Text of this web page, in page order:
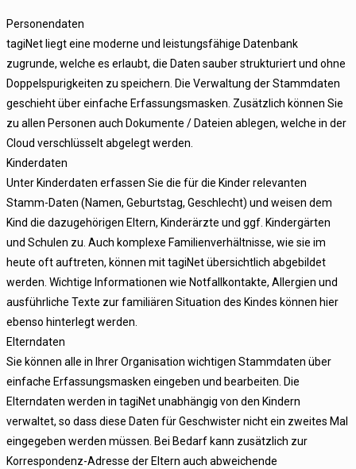
Personendaten
tagiNet liegt eine moderne und leistungsfähige Datenbank
zugrunde, welche es erlaubt, die Daten sauber strukturiert und ohne
Doppelspurigkeiten zu speichern. Die Verwaltung der Stammdaten
geschieht über einfache Erfassungsmasken. Zusätzlich können Sie
zu allen Personen auch Dokumente / Dateien ablegen, welche in der
Cloud verschlüsselt abgelegt werden.
Kinderdaten
Unter Kinderdaten erfassen Sie die für die Kinder relevanten
Stamm-Daten (Namen, Geburtstag, Geschlecht) und weisen dem
Kind die dazugehörigen Eltern, Kinderärzte und ggf. Kindergärten
und Schulen zu. Auch komplexe Familienverhältnisse, wie sie im
heute oft auftreten, können mit tagiNet übersichtlich abgebildet
werden. Wichtige Informationen wie Notfallkontakte, Allergien und
ausführliche Texte zur familiären Situation des Kindes können hier
ebenso hinterlegt werden.
Elterndaten
Sie können alle in Ihrer Organisation wichtigen Stammdaten über
einfache Erfassungsmasken eingeben und bearbeiten. Die
Elterndaten werden in tagiNet unabhängig von den Kindern
verwaltet, so dass diese Daten für Geschwister nicht ein zweites Mal
eingegeben werden müssen. Bei Bedarf kann zusätzlich zur
Korrespondenz-Adresse der Eltern auch abweichende